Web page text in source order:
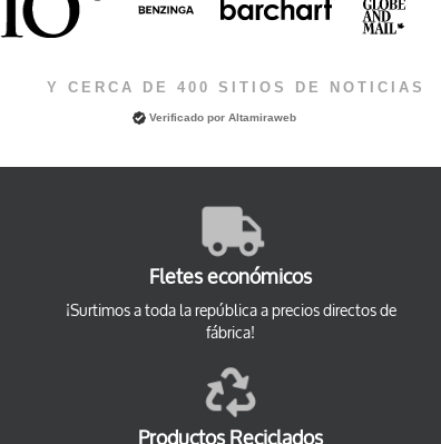
Y CERCA DE 400 SITIOS DE NOTICIAS
Verificado por Altamiraweb
Fletes económicos
¡Surtimos a toda la república a precios directos de
fábrica!